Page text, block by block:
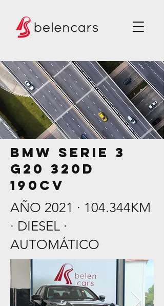
BMW serie 3
g20 320d
190CV
AÑO 2021 · 104.344KM
· DIESEL ·
AUTOMÁTICO